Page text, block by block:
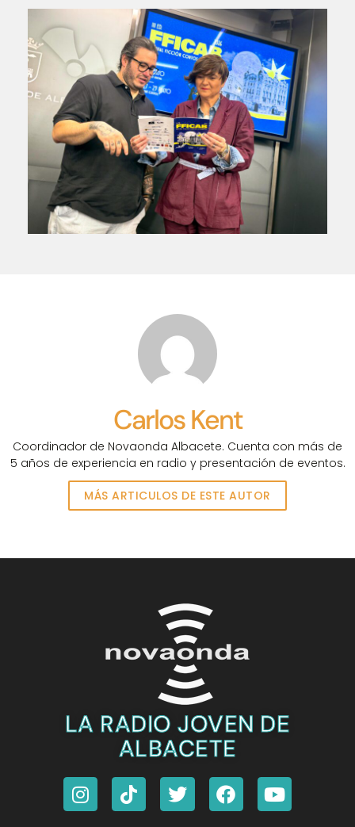
Carlos Kent
Coordinador de Novaonda Albacete. Cuenta con más de
5 años de experiencia en radio y presentación de eventos.
MÁS ARTICULOS DE ESTE AUTOR
LA RADIO JOVEN DE
ALBACETE